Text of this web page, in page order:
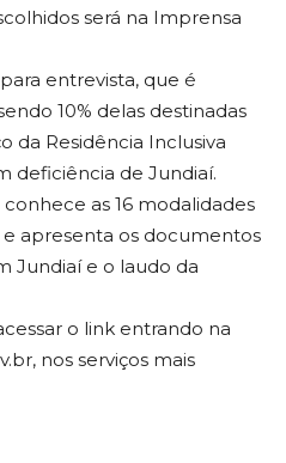
será na Imprensa
entrevista, que é
10% delas destinadas
da Residência Inclusiva
deficiência de Jundiaí.
as 16 modalidades
apresenta os documentos
Jundiaí e o laudo da
o link entrando na
nos serviços mais